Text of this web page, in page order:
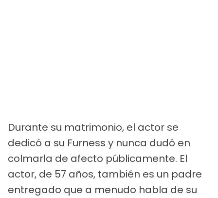
Durante su matrimonio, el actor se
dedicó a su Furness y nunca dudó en
colmarla de afecto públicamente. El
actor, de 57 años, también es un padre
entregado que a menudo habla de su